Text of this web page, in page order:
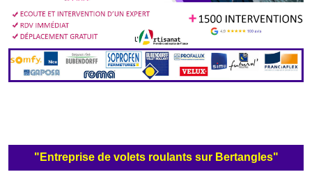
"Entreprise de volets roulants sur Bertangles"